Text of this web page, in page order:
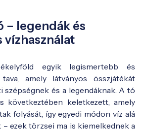
– legendák és
vízhasználat
egyik legismertebb és
amely látványos összjátékát
szépségnek és a legendáknak. A tó
következtében keletkezett, amely
folyását, így egyedi módon víz alá
ezek törzsei ma is kiemelkednek a